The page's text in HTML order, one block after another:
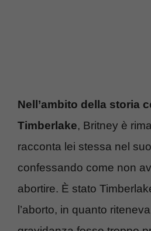
Nell’ambito della storia
Timberlake, Britney è
racconta lei stessa nel
confessando come non
abortire. È stato
l’aborto, in quanto